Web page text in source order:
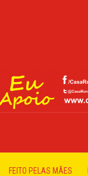
FEITO PELAS MÃES